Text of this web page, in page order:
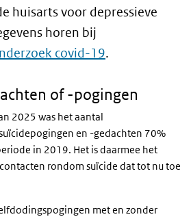
huisarts voor depressieve
horen bij
covid-19.
of -pogingen
2025 was het aantal
en -gedachten 70%
in 2019. Het is daarmee het
rondom suïcide dat tot nu toe
met en zonder